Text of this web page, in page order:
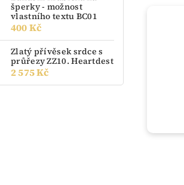
šperky - možnost
vlastního textu BC01
400 Kč
Zlatý přívěsek srdce s
průřezy ZZ10. Heartdest
2 575 Kč